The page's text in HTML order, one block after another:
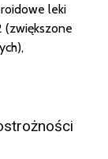
leki
(zwiększone